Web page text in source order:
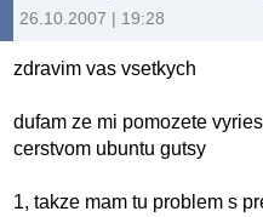
26.10.2007 | 19:28
zdravim vas vsetkych
dufam ze mi pomozete
cerstvom ubuntu gutsy
1, takze mam tu problem s